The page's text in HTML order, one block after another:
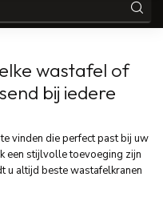
wastafel of
bij iedere
vinden die perfect past bij uw
een stijlvolle toevoeging zijn
u altijd beste wastafelkranen